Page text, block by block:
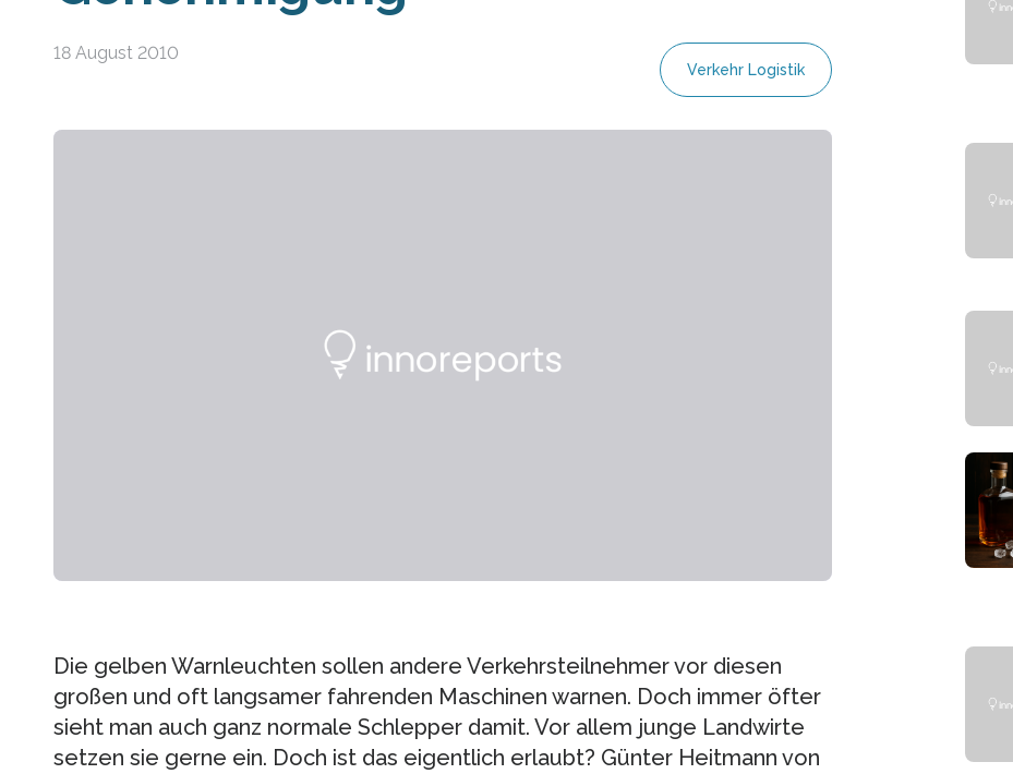
18 August 2010
Verkehr Logistik
Die gelben Warnleuchten sollen andere Verkehrsteilnehmer vor diesen
großen und oft langsamer fahrenden Maschinen warnen. Doch immer öfter
sieht man auch ganz normale Schlepper damit. Vor allem junge Landwirte
setzen sie gerne ein. Doch ist das eigentlich erlaubt? Günter Heitmann von